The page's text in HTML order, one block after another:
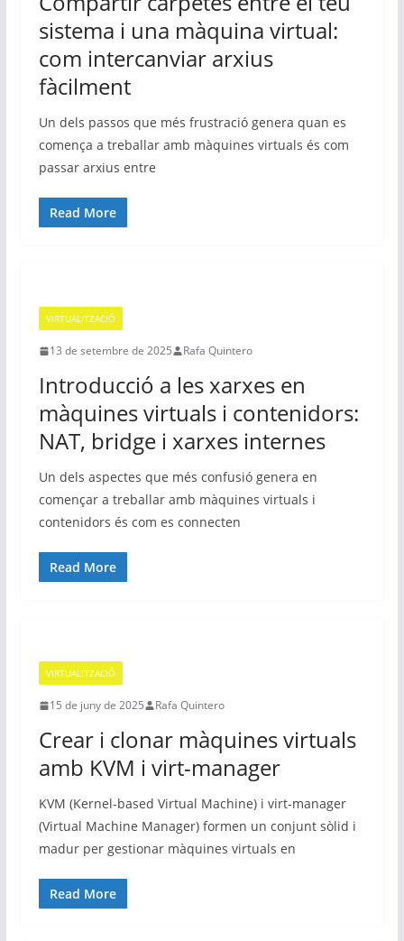
sistema i una màquina virtual:
com intercanviar arxius
fàcilment
Un dels passos que més frustració genera quan es
comença a treballar amb màquines virtuals és com
passar arxius entre
Read More
VIRTUALITZACIÓ
13 de setembre de 2025 Rafa Quintero
Introducció a les xarxes en
màquines virtuals i contenidors:
NAT, bridge i xarxes internes
Un dels aspectes que més confusió genera en
començar a treballar amb màquines virtuals i
contenidors és com es connecten
Read More
VIRTUALITZACIÓ
15 de juny de 2025 Rafa Quintero
Crear i clonar màquines virtuals
amb KVM i virt-manager
KVM (Kernel-based Virtual Machine) i virt-manager
(Virtual Machine Manager) formen un conjunt sòlid i
madur per gestionar màquines virtuals en
Read More